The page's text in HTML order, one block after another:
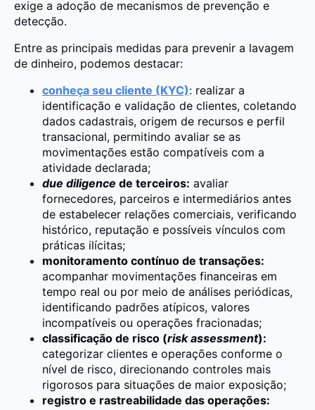
exige a adoção de mecanismos de prevenção e
detecção.
Entre as principais medidas para prevenir a lavagem
de dinheiro, podemos destacar:
conheça seu cliente (KYC): realizar a
identificação e validação de clientes, coletando
dados cadastrais, origem de recursos e perfil
transacional, permitindo avaliar se as
movimentações estão compatíveis com a
atividade declarada;
due diligence de terceiros: avaliar
fornecedores, parceiros e intermediários antes
de estabelecer relações comerciais, verificando
histórico, reputação e possíveis vínculos com
práticas ilícitas;
monitoramento contínuo de transações:
acompanhar movimentações financeiras em
tempo real ou por meio de análises periódicas,
identificando padrões atípicos, valores
incompatíveis ou operações fracionadas;
classificação de risco (risk assessment):
categorizar clientes e operações conforme o
nível de risco, direcionando controles mais
rigorosos para situações de maior exposição;
registro e rastreabilidade das operações: